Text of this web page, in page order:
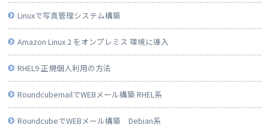
Linuxで写真管理システム構築
Amazon Linux 2 をオンプレミス 環境に導入
RHEL9 正規個人利用の方法
RoundcubemailでWEBメール構築 RHEL系
RoundcubeでWEBメール構築 Debian系